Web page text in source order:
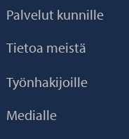
Palvelut kunnille
Tietoa meistä
Työnhakijoille
Medialle